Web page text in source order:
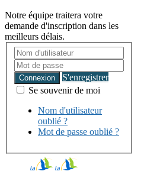
Notre équipe traitera votre
demande d'inscription dans les
meilleurs délais.
Connexion
S'enregistrer
Se souvenir de moi
Nom d'utilisateur
oublié ?
Mot de passe oublié ?